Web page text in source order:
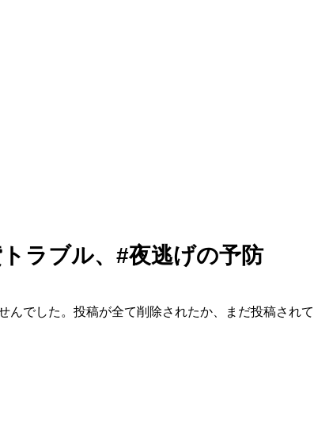
ラブル、#夜逃げの予防
でした。投稿が全て削除されたか、まだ投稿され